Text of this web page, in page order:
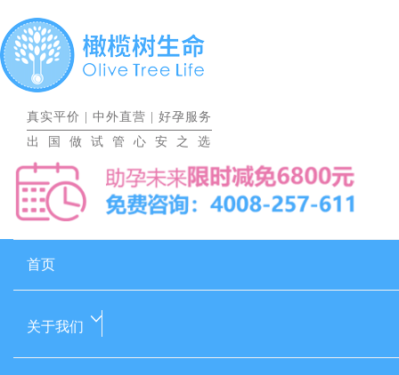
真实平价 中外直营
好孕服务
出国做试管心安之选
首页
关于我们